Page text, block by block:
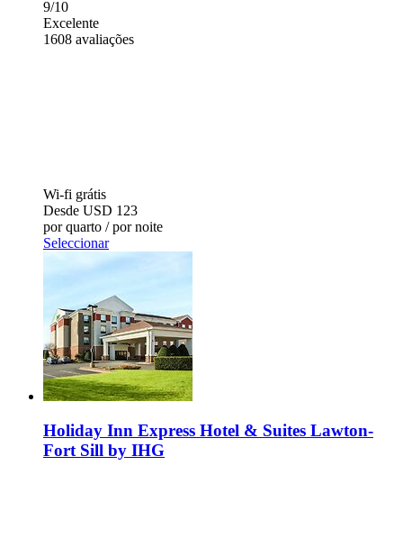
9/10
Excelente
1608 avaliações
Wi-fi grátis
Desde USD 123
por quarto / por noite
Seleccionar
Holiday Inn Express Hotel & Suites Lawton-
Fort Sill by IHG